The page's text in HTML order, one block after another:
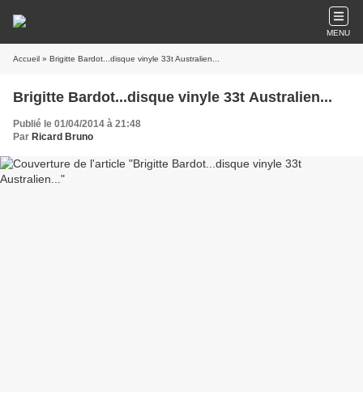
MENU
Accueil » Brigitte Bardot...disque vinyle 33t Australien...
Brigitte Bardot...disque vinyle 33t Australien...
Publié le 01/04/2014 à 21:48
Par Ricard Bruno